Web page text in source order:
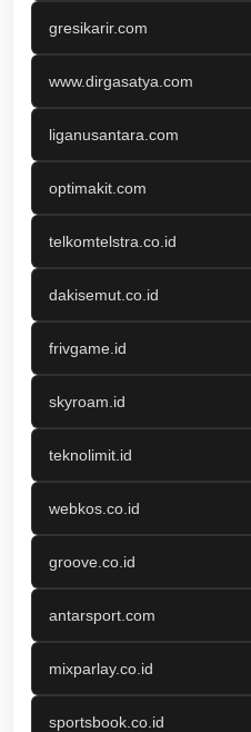
gresikarir.com
www.dirgasatya.com
liganusantara.com
optimakit.com
telkomtelstra.co.id
dakisemut.co.id
frivgame.id
skyroam.id
teknolimit.id
webkos.co.id
groove.co.id
antarsport.com
mixparlay.co.id
sportsbook.co.id